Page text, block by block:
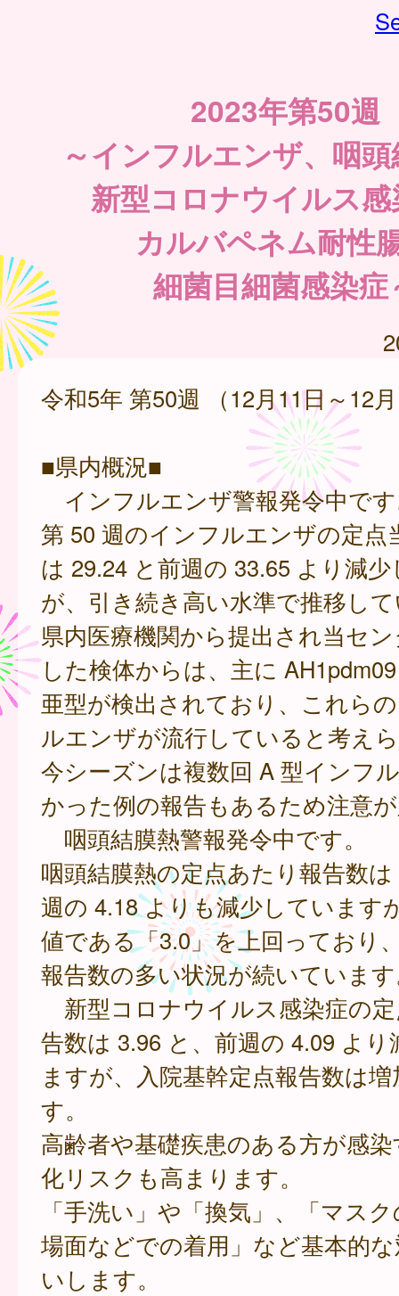
2023年第50週
～インフルエンザ、咽
新型コロナウイルス
カルバペネム耐性
細菌目細菌感染症
令和5年 第50週 （12月11日～12
■県内概況■
インフルエンザ警報発令中で
第 50 週のインフルエンザの定点
は 29.24 と前週の 33.65 より減
が、引き続き高い水準で推移し
県内医療機関から提出され当セ
した検体からは、主に
亜型が検出されており、これら
ルエンザが流行していると考え
今シーズンは複数回 A 型インフ
かった例の報告もあるため注意
咽頭結膜熱警報発令中です。
咽頭結膜熱の定点あたり報告数
週の 4.18 よりも減少しています
値である「3.0」を上回っており
報告数の多い状況が続いていま
新型コロナウイルス感染症の
告数は 3.96 と、前週の 4.09 よ
ますが、入院基幹定点報告数は
す。
高齢者や基礎疾患のある方が感
化リスクも高まります。
「手洗い」や「換気」、「マス
場面などでの着用」など基本的
いします。